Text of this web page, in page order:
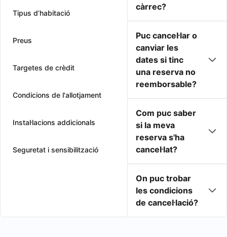
Tipus d’habitació
Preus
Targetes de crèdit
Condicions de l'allotjament
Instal·lacions addicionals
Seguretat i sensibilització
càrrec?
Puc cancel·lar o
canviar les
dates si tinc
una reserva no
reemborsable?
Com puc saber
si la meva
reserva s'ha
cancel·lat?
On puc trobar
les condicions
de cancel·lació?